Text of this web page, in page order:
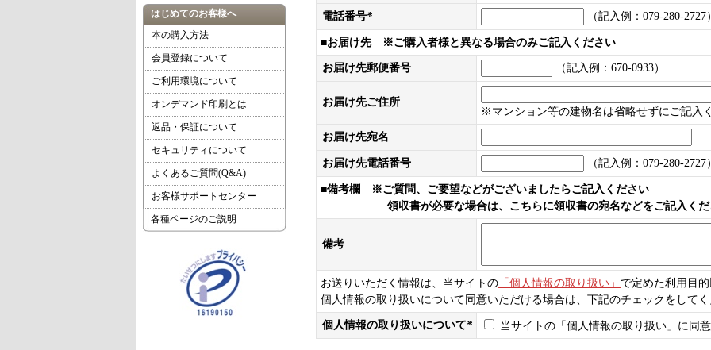
はじめてのお客様へ
本の購入方法
会員登録について
ご利用環境について
オンデマンド印刷とは
返品・保証について
セキュリティについて
よくあるご質問(Q&A)
お客様サポートセンター
各種ページのご説明
電話番号* （記入例：079-280-2727
■お届け先 ※ご購入者様と異なる場合のみご記入ください
お届け先郵便番号 （記入例：670-0933）
お届け先ご住所
※マンション等の建物名は省略せずにご記入
お届け先宛名
お届け先電話番号 （記入例：079-280-2727
■備考欄 ※ご質問、ご要望などがございましたらご記入ください
領収書が必要な場合は、こちらに領収書の宛名などをご記入くだ
備考
お送りいただく情報は、当サイトの 「個人情報の取り扱い」 で定めた利用目
個人情報の取り扱いについて同意いただける場合は、下記のチェックをして
個人情報の取り扱いについて* 当サイトの「個人情報の取り扱い」に同